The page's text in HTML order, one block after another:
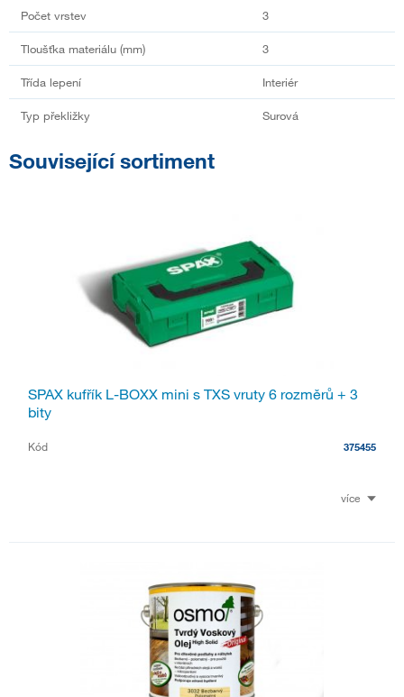
Počet vrstev 3
Tloušťka materiálu (mm) 3
Třída lepení Interiér
Typ překližky Surová
Související sortiment
SPAX kufřík L-BOXX mini s TXS vruty 6 rozměrů + 3
bity
Kód 375455
více